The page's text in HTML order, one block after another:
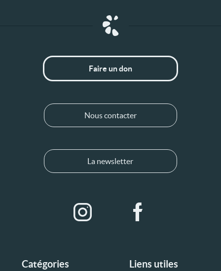
Catégories Liens utiles
Faire un don
Nous contacter
La newsletter